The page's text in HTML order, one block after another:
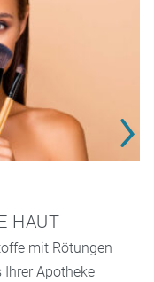
HAUT
mit Rötungen
Apotheke